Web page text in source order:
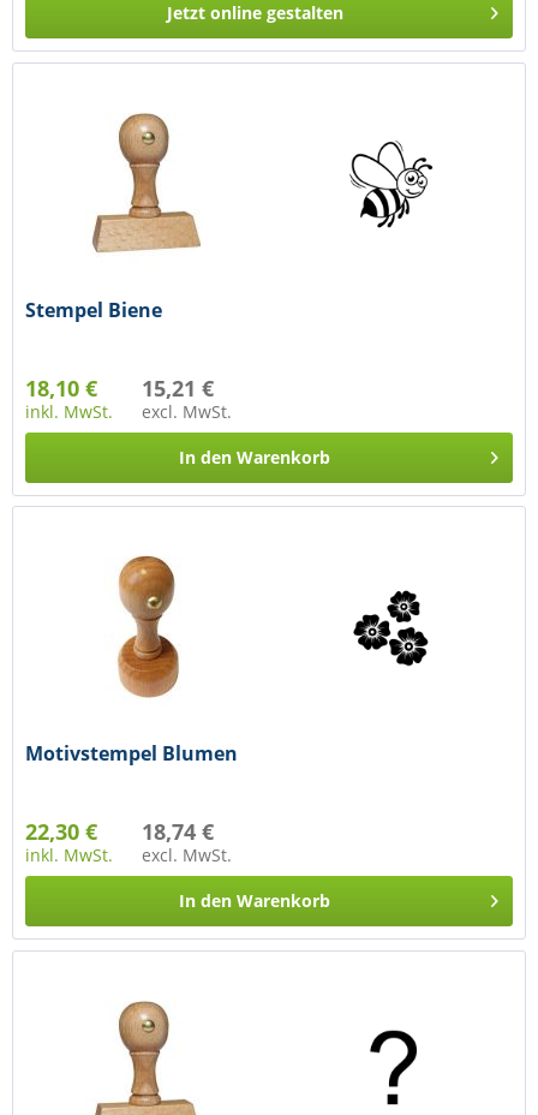
Jetzt online gestalten
Stempel Biene
18,10 €
inkl. MwSt.
15,21 €
excl. MwSt.
In den Warenkorb
Motivstempel Blumen
22,30 €
inkl. MwSt.
18,74 €
excl. MwSt.
In den Warenkorb